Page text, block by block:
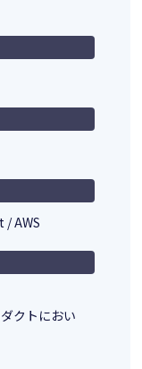
AWS
クトにおい